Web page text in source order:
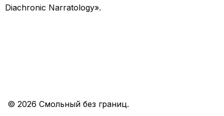
Diachronic Narratology».
© 2026 Смольный без границ.